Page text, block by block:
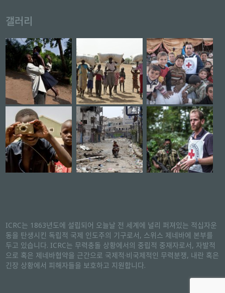
갤러리
ICRC는 1863년도에 설립되어 오늘날 전 세계에 널리 퍼져있는 적십자운
동을 탄생시킨 독립적 국제 인도주의 기구로서, 스위스 제네바에 본부를
두고 있습니다. ICRC는 무력충돌 상황에서의 중립적 중재자로서, 자발적
으로 혹은 제네바협약을 근간으로 국제적·비국제적인 무력분쟁, 내란 혹은
긴장 상황에서 피해자들을 보호하고 지원합니다.